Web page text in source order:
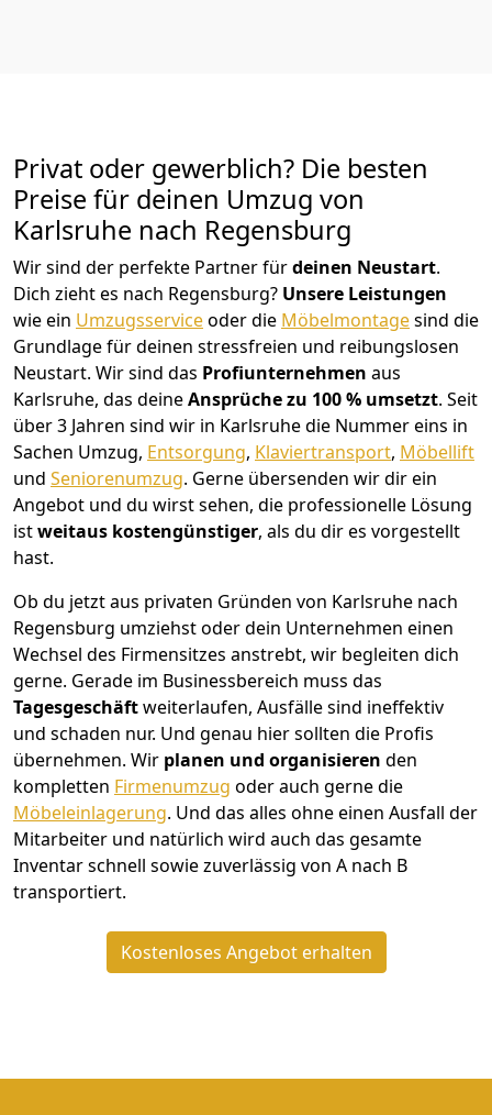
Privat oder gewerblich? Die besten
Preise für deinen Umzug von
Karlsruhe nach Regensburg
Wir sind der perfekte Partner fürdeinen Neustart.
Dich zieht es nach Regensburg? Unsere Leistungen
wie ein Umzugsserviceoder die Möbelmontagesind die
Grundlage für deinen stressfreien und reibungslosen
Neustart. Wir sind das Profiunternehmen aus
Karlsruhe, das deineAnsprüche zu 100 % umsetzt. Seit
über 3 Jahren sind wir in Karlsruhe die Nummer eins in
Sachen Umzug, Entsorgung, Klaviertransport, Möbellift
und Seniorenumzug. Gerne übersenden wir dir ein
Angebot und du wirst sehen, die professionelle Lösung
istweitaus kostengünstiger, als du dir es vorgestellt
hast.
Ob du jetzt aus privaten Gründen von Karlsruhe nach
Regensburg umziehst oder dein Unternehmen einen
Wechsel des Firmensitzes anstrebt, wir begleiten dich
gerne. Gerade im Businessbereich muss das
Tagesgeschäftweiterlaufen, Ausfälle sind ineffektiv
und schaden nur. Und genau hier sollten die Profis
übernehmen. Wir planen und organisieren den
kompletten Firmenumzug oder auch gerne die
Möbeleinlagerung. Und das alles ohne einen Ausfall der
Mitarbeiter und natürlich wird auch das gesamte
Inventar schnell sowie zuverlässig von A nach B
transportiert.
Kostenloses Angebot erhalten